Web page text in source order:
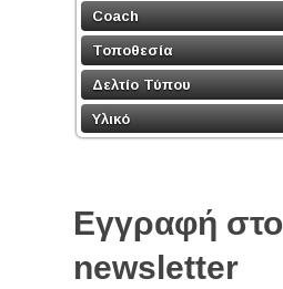
Coach
Τοποθεσία
Δελτίο Τύπου
Υλικό
Εγγραφή στο
newsletter